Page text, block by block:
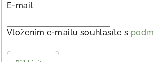
E-mail
Vložením e-mailu souhlasíte s